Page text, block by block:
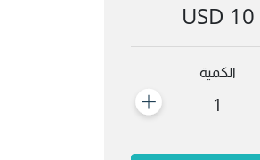
10 USD
الكمية
1